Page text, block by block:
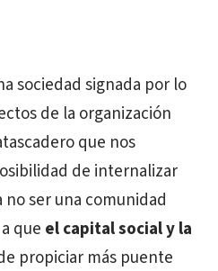
sociedad signada por lo
de la organización
que nos
de internalizar
no ser una comunidad
que el capital social y la
propiciar más puente